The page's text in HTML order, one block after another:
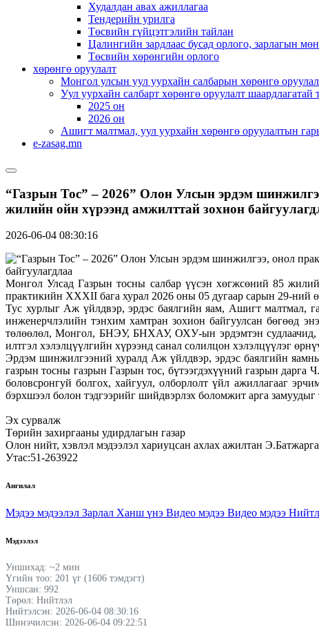
Худалдан авах ажиллагаа
Тендерийн урилга
Төсвийн гүйцэтгэлийн тайлан
Цалингийн зардлаас бусад орлого, зарлагын
Төсвийн хөрөнгийн орлого
хөрөнгө оруулалт
Монгол улсын уул уурхайн салбарын хөрөнгө
Уул уурхайн салбарт хөрөнгө оруулалт шаардлагатай
2025 он
2026 он
Ашигт малтмал, уул уурхайн хөрөнгө оруулалтын
e-zasag.mn
“Газрын Тос” – 2026” Олон Улсын эрдэм
жилийн ойн хүрээнд амжилттай зохион
2026-06-04 08:30:16
Монгол Улсад Газрын тосны салбар үүсэн хөгжсөний 85
практикийн XXXII бага хурал 2026 оны 05 дугаар сарын 29-ний
Тус хурлыг Аж үйлдвэр, эрдэс баялгийн яам, Ашигт
инженерчлэлийн тэнхим хамтран зохион байгуулсан бөгөөд
төлөөлөл, Монгол, БНЭУ, БНХАУ, ОХУ-ын эрдэмтэн судлаачид,
илтгэл хэлэлцүүлгийн хүрээнд санал солилцон хэлэлцүүлэг
Эрдэм шинжилгээний хуралд Аж үйлдвэр, эрдэс баялгийн
газрын тосны газрын Газрын тос, бүтээгдэхүүний газрын дарга
боловсронгуй болгох, хайгуул, олборлолт үйл ажиллагааг
бэрхшээл болон тэдгээрийг шийдвэрлэх боломжит арга
Эх сурвалж
Төрийн захиргааны удирдлагын газар
Олон нийт, хэвлэл мэдээлэл хариуцсан ахлах ажилтан
Утас:51-263922
Ангилал
Мэдээ мэдээлэл Зарлал Ханш үнэ Видео мэдээ Видео мэдээ
Мэдээлэл
Уншихад: ~2 мин
Үгийн тоо: 201 үг (1606 тэмдэгт)
Уншсан: 992
Төрөл: Нийтлэл
Нийтэлсэн: 2026-06-04 08:30:16
Шинэчилсэн: 2026-06-04 09:22:51